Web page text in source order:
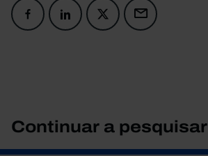
Continuar a pesquisar